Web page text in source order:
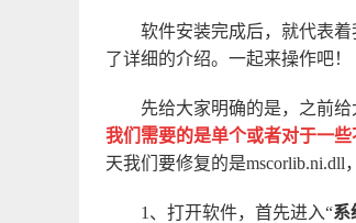
软件安装完成后，就代表
了详细的介绍。一起来操作吧！
先给大家明确的是，之前
我们需要的是单个或者对于一
天我们要修复的是mscorlib.ni.dll
1、打开软件，首先进入“系